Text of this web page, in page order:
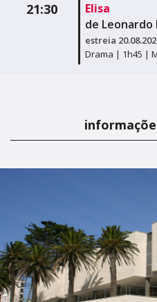
21:30
Elisa
de Leonardo
estreia
Drama | 1h45 |